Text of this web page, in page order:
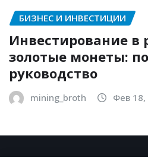
БИЗНЕС И ИНВЕСТИЦИИ
Инвестирование в
золотые монеты:
руководство
mining_broth Фев 18,